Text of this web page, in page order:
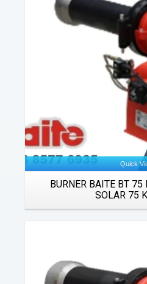
Details
Quick
BURNER BAITE BT
SOLAR 75
Details